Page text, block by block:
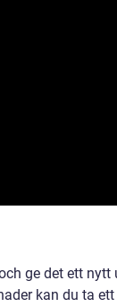
ge det ett nytt
kan du ta